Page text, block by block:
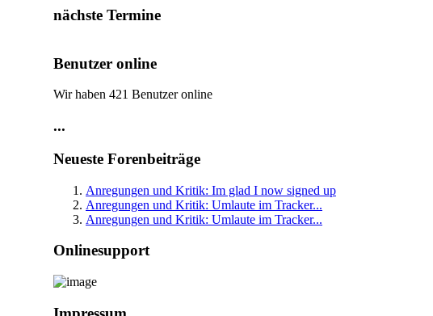
nächste Termine
Benutzer online
Wir haben 421 Benutzer online
...
Neueste Forenbeiträge
Anregungen und Kritik: Im glad I now signed up
Anregungen und Kritik: Umlaute im Tracker...
Anregungen und Kritik: Umlaute im Tracker...
Onlinesupport